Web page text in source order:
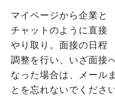
マイページから企業と
チャットのように直接
やり取り。面接の日程
調整を行い、いざ面接
なった場合は、メール
とを忘れないでください